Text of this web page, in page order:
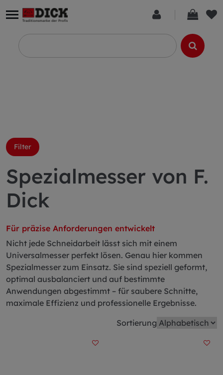
Filter
Spezialmesser von F.
Dick
Für präzise Anforderungen entwickelt
Nicht jede Schneidarbeit lässt sich mit einem
Universalmesser perfekt lösen. Genau hier kommen
Spezialmesser zum Einsatz. Sie sind speziell geformt,
optimal ausbalanciert und auf bestimmte
Anwendungen abgestimmt – für saubere Schnitte,
maximale Effizienz und professionelle Ergebnisse.
Sortierung